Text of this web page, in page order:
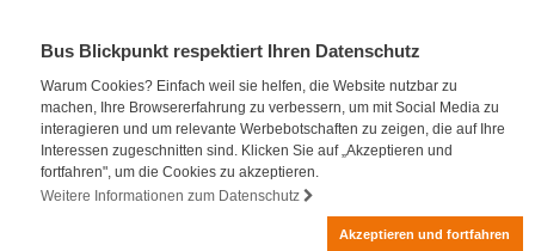
Bus Blickpunkt respektiert Ihren Datenschutz
Warum Cookies? Einfach weil sie helfen, die Website nutzbar zu
machen, Ihre Browsererfahrung zu verbessern, um mit Social Media zu
interagieren und um relevante Werbebotschaften zu zeigen, die auf Ihre
Interessen zugeschnitten sind. Klicken Sie auf „Akzeptieren und
fortfahren", um die Cookies zu akzeptieren.
Weitere Informationen zum Datenschutz
Akzeptieren und fortfahren